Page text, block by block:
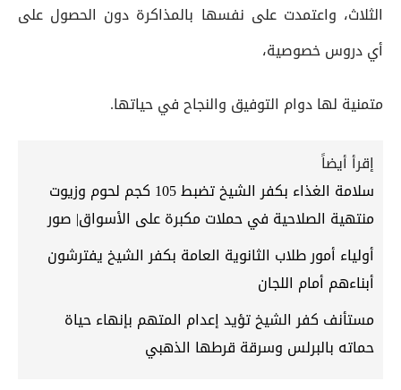
الثلاث، واعتمدت على نفسها بالمذاكرة دون الحصول على
أي دروس خصوصية،
متمنية لها دوام التوفيق والنجاح في حياتها.
إقرأ أيضاً
سلامة الغذاء بكفر الشيخ تضبط 105 كجم لحوم وزيوت
منتهية الصلاحية في حملات مكبرة على الأسواق| صور
أولياء أمور طلاب الثانوية العامة بكفر الشيخ يفترشون
أبناءهم أمام اللجان
مستأنف كفر الشيخ تؤيد إعدام المتهم بإنهاء حياة
حماته بالبرلس وسرقة قرطها الذهبي